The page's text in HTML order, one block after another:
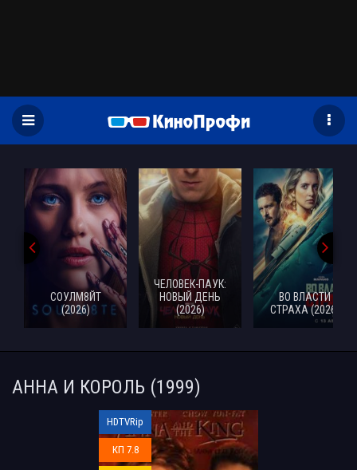
СОУЛМ8ЙТ
(2026)
ЧЕЛОВЕК-ПАУК:
НОВЫЙ ДЕНЬ
(2026)
ВО ВЛАСТИ
СТРАХА (2026)
АННА И КОРОЛЬ (1999)
HDTVRip
КП 7.8